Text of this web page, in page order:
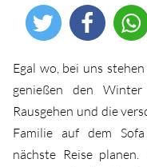
Egal wo, bei uns
genießen den
Rausgehen und die
Familie auf dem
nächste Reise